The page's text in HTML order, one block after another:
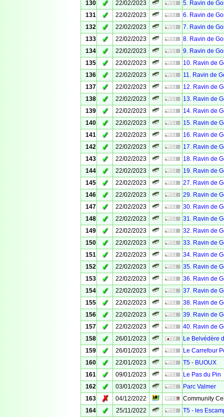
130 ✓ 22/02/2023
5. Ravin de
131
✓ 22/02/2023
6. Ravin de
132
✓ 22/02/2023
7. Ravin de
133
✓ 22/02/2023
8. Ravin de
134
✓ 22/02/2023
9. Ravin de
135
✓ 22/02/2023
10. Ravin de
136
✓ 22/02/2023
11. Ravin de
137
✓ 22/02/2023
12. Ravin de
138
✓ 22/02/2023
13. Ravin de
139
✓ 22/02/2023
14. Ravin de
140
✓ 22/02/2023
15. Ravin de
141
✓ 22/02/2023
16. Ravin de
142
✓ 22/02/2023
17. Ravin de
143
✓ 22/02/2023
18. Ravin de
144
✓ 22/02/2023
19. Ravin de
145
✓ 22/02/2023
27. Ravin de
146
✓ 22/02/2023
29. Ravin de
147
✓ 22/02/2023
30. Ravin de
148
✓ 22/02/2023
31. Ravin de
149
✓ 22/02/2023
32. Ravin de
150
✓ 22/02/2023
33. Ravin de
151
✓ 22/02/2023
34. Ravin de
152
✓ 22/02/2023
35. Ravin de
153
✓ 22/02/2023
36. Ravin de
154
✓ 22/02/2023
37. Ravin de
155
✓ 22/02/2023
38. Ravin de
156
✓ 22/02/2023
39. Ravin de
157
✓ 22/02/2023
40. Ravin de
158
✓ 26/01/2023
Le Belvédère
159
✓ 26/01/2023
Le Carrefour
160
✓ 22/01/2023
T5 - BUOUX
161
✓ 09/01/2023
Le Pas du Pin
162
✓ 03/01/2023
Parc Valmer
163
✗ 04/12/2022
Community
164
✓ 25/11/2022
T5 - les